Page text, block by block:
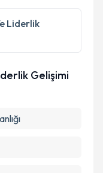
Aydınlatma
belirtilen
Liderlik
Gelişimi